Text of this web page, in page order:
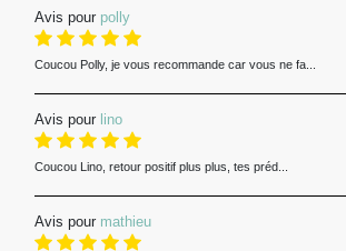
Avis pour polly
Coucou Polly, je vous recommande car vous ne fa...
Avis pour lino
Coucou Lino, retour positif plus plus, tes préd...
Avis pour mathieu